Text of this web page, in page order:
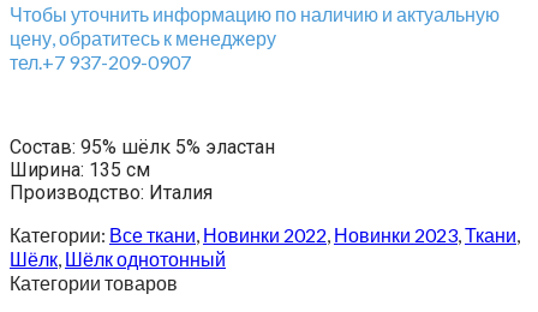
Чтобы уточнить информацию по наличию и актуальную
цену, обратитесь к менеджеру
тел.+7 937-209-0907
Состав: 95% шёлк 5% эластан
Ширина: 135 см
Производство: Италия
Категории: Все ткани, Новинки 2022, Новинки 2023,Ткани,
Шёлк, Шёлк однотонный
Категории товаров